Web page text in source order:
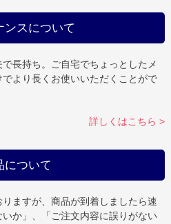
ンスについて
長持ち。ご自宅でちょっとしたメ
より長くお使いいただくことがで
詳しくはこちら >
について
ますが、商品が到着しましたら速
か」、「ご注文内容に誤りがない